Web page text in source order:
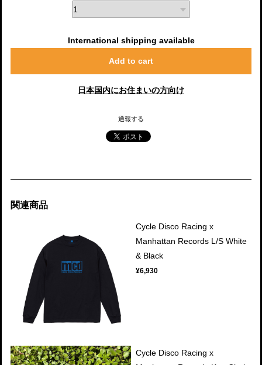
International shipping available
Add to cart
日本国内にお住まいの方向け
通報する
関連商品
Cycle Disco Racing x
Manhattan Records L/S White
& Black
¥6,930
Cycle Disco Racing x